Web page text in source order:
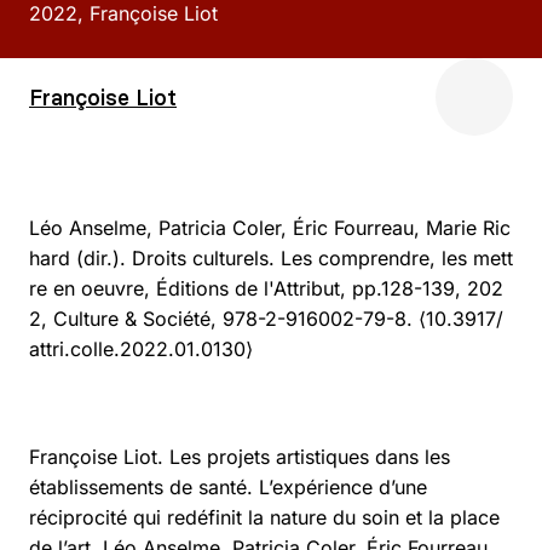
2022 Françoise Liot
Françoise Liot
Léo Anselme, Patricia Coler, Éric Fourreau, Marie Ric
hard (dir.). Droits culturels. Les comprendre, les mett
re en oeuvre, Éditions de l'Attribut, pp.128-139, 202
2, Culture & Société, 978-2-916002-79-8. ⟨10.3917/
attri.colle.2022.01.0130⟩
Françoise Liot. Les projets artistiques dans les
établissements de santé. L’expérience d’une
réciprocité qui redéfinit la nature du soin et la place